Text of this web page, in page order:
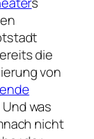
die
von
Und was
nicht